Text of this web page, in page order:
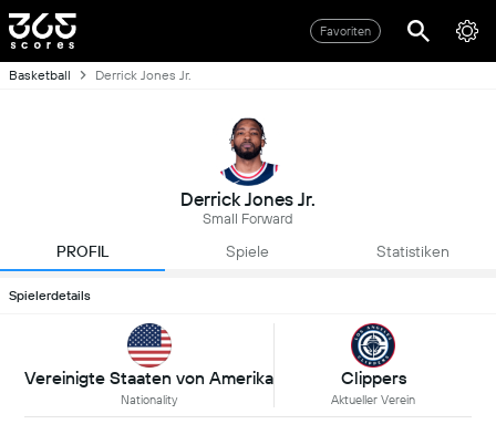
Favoriten
Basketball Derrick Jones Jr.
Derrick Jones Jr.
Small Forward
PROFIL Spiele Statistiken
Spielerdetails
Vereinigte Staaten von Amerika
Nationality
Clippers
Aktueller Verein